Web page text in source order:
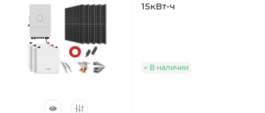
15кВт-ч
В наличии